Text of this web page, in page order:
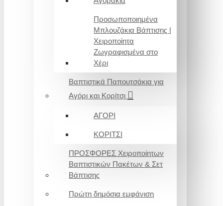
Προσωποποιημένα
Μπλουζάκια Βάπτισης |
Χειροποίητα
Ζωγραφισμένα στο
Χέρι
Βαπτιστικά Παπουτσάκια για
Αγόρι και Κορίτσι
ΑΓΟΡΙ
ΚΟΡΙΤΣΙ
ΠΡΟΣΦΟΡΕΣ Χειροποίητων
Βαπτιστικών Πακέτων & Σετ
Βάπτισης
Πρώτη δημόσια εμφάνιση